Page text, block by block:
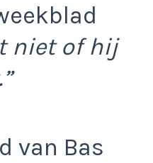
niet of hij
van Bas